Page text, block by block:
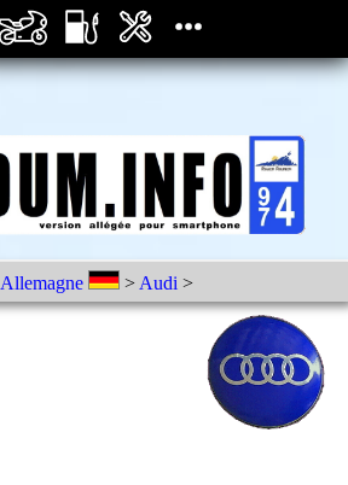
Allemagne > Audi >